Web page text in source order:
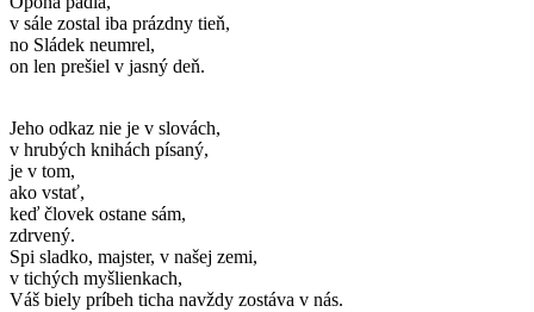
v sále zostal iba prázdny tieň,
no Sládek neumrel,
on len prešiel v jasný deň.
Jeho odkaz nie je v slovách,
v hrubých knihách písaný,
je v tom,
ako vstať,
keď človek ostane sám,
zdrvený.
Spi sladko, majster, v našej zemi,
v tichých myšlienkach,
Váš biely príbeh ticha navždy zostáva v nás.